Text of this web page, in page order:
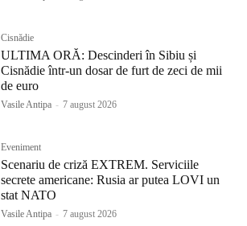
Cisnădie
ULTIMA ORĂ: Descinderi în Sibiu și
Cisnădie într-un dosar de furt de zeci de mii
de euro
Vasile Antipa - 7 august 2026
Eveniment
Scenariu de criză EXTREM. Serviciile
secrete americane: Rusia ar putea LOVI un
stat NATO
Vasile Antipa - 7 august 2026